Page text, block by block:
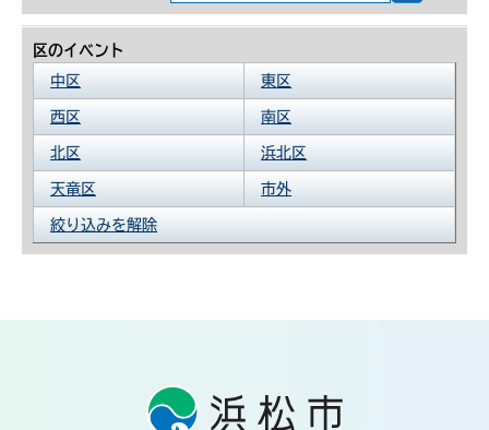
区のイベント
中区
東区
西区 南区
北区 浜北区
天竜区 市外
絞り込みを解除